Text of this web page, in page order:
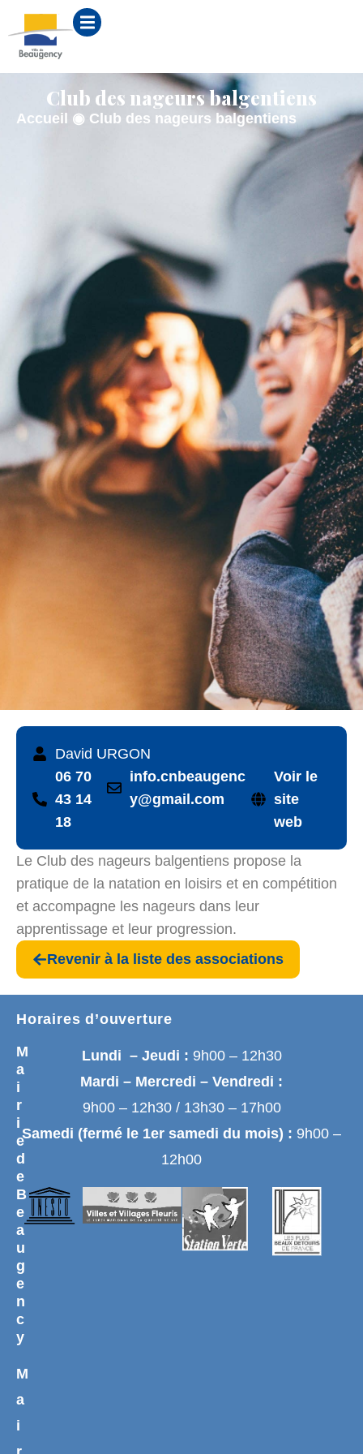
principal
Club des nageurs balgentiens
Accueil ◉ Club des nageurs balgentiens
David URGON
06 70
43 14
18
info.cnbeaugenc
y@gmail.com
Voir le
site
web
Le Club des nageurs balgentiens propose la
pratique de la natation en loisirs et en compétition
et accompagne les nageurs dans leur
apprentissage et leur progression.
Revenir à la liste des associations
M
a
i
r
i
e
d
e
B
e
a
u
g
e
n
c
y
M
a
i
Horaires d’ouverture
Lundi – Jeudi : 9h00 – 12h30
Mardi – Mercredi – Vendredi :
9h00 – 12h30 / 13h30 – 17h00
Samedi (fermé le 1er samedi du mois) : 9h00 –
12h00